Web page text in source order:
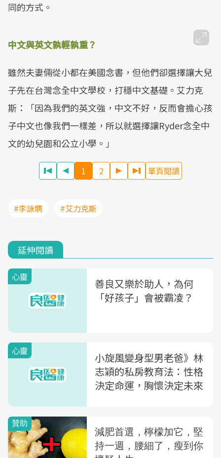
同的方式。
中文與英文孰輕孰重？
雖然夫妻倆從小都在美國念書，但他們卻選擇讓大兒
子先在台灣念全中文學校，打穩中文基礎。艾力克
斯：「因為我們的英文強，中文不好，反而會擔心孩
子中文也像我們一樣差，所以就選擇讓Ryder念全中
文的幼兒園和公立小學。」
1 2 單頁閱讀
#李詠嫻 #艾力克斯
延伸閱讀
心靈
善良又樂於助人，為何
「好孩子」會被霸凌？
心靈
小旋風變身型男老爸》林
志穎的私房教育法：性格
決定命運，胸懷決定未來